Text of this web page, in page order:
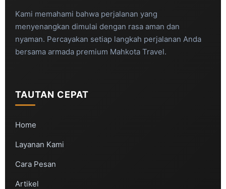
Kami memahami bahwa perjalanan yang
menyenangkan dimulai dengan rasa aman dan
nyaman. Percayakan setiap langkah perjalanan Anda
bersama armada premium Mahkota Travel.
TAUTAN CEPAT
Home
Layanan Kami
Cara Pesan
Artikel